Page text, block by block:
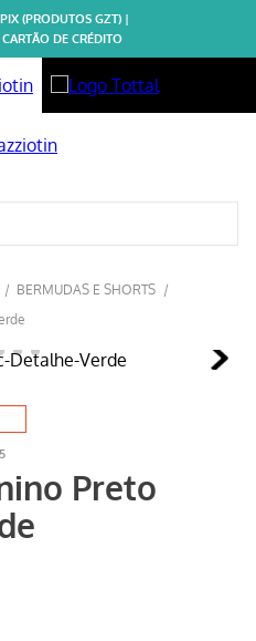
(PRODUTOS GZT) |
DE CRÉDITO
BERMUDAS E SHORTS
Preto